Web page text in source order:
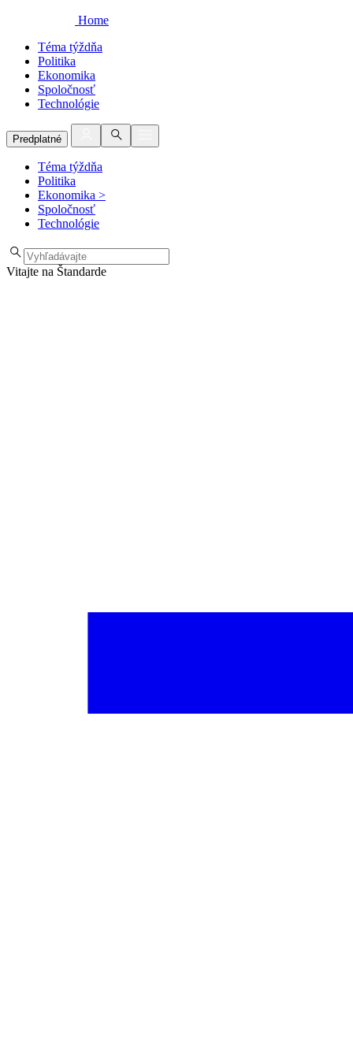
Home
Téma týždňa
Politika
Ekonomika
Spoločnosť
Technológie
Predplatné
Téma týždňa
Politika
Ekonomika >
Spoločnosť
Technológie
Vitajte na Štandarde